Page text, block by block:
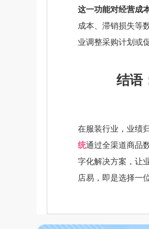
这一功能对经营成
成本、滞销损失等
业调整采购计划或
结语
在服装行业，业绩
统通过全渠道商品
字化解决方案，让
店易，即是选择一